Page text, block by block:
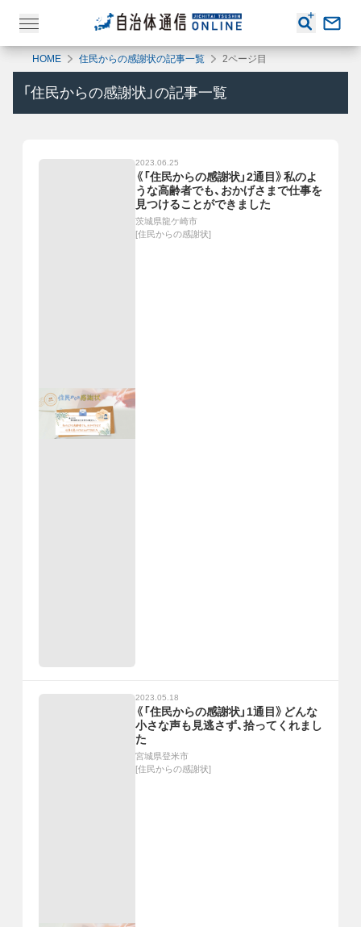
HOME 住民からの感謝状の記事一覧 2ページ目
「 住民からの感謝状 」の記事一覧
2023.06.25
《「住民からの感謝状」2通目》私のよ
うな高齢者でも、おかげさまで仕事を
見つけることができました
茨城県龍ケ崎市
[住民からの感謝状]
2023.05.18
《「住民からの感謝状」1通目》どんな
小さな声も見逃さず、拾ってくれまし
た
宮城県登米市
[住民からの感謝状]